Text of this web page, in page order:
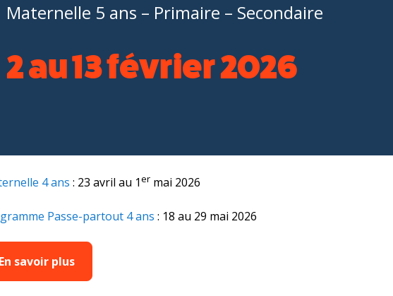
Maternelle 5 ans – Primaire – Secondaire
2 au 13 février 2026
4 ans : 23 avril au 1er mai 2026
Passe-partout 4 ans : 18 au 29 mai 2026
En savoir plus